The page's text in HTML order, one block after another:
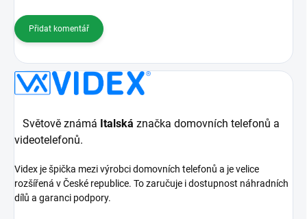
Přidat komentář
Světově známá Italská značka domovních telefonů a
videotelefonů.
Videx je špička mezi výrobci domovních telefonů a je velice
rozšířená v České republice. To zaručuje i dostupnost náhradních
dílů a garanci podpory.